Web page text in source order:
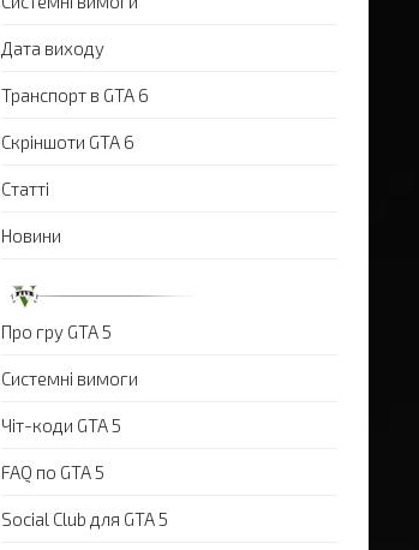
Дата виходу
Транспорт в GTA 6
Скріншоти GTA 6
Статті
Новини
Про гру GTA 5
Системні вимоги
Чіт-коди GTA 5
FAQ по GTA 5
Social Club для GTA 5